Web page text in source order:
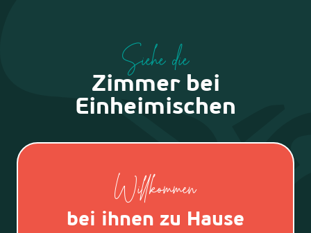
Siehe die
Zimmer bei
Einheimischen
Willkommen
bei ihnen zu Hause